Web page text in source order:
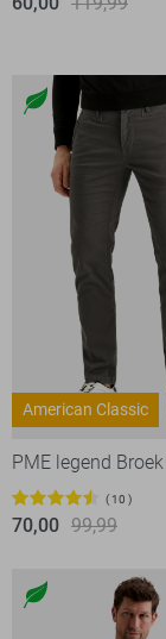
American Classic
PME legend Broek
10
70,00 99,99